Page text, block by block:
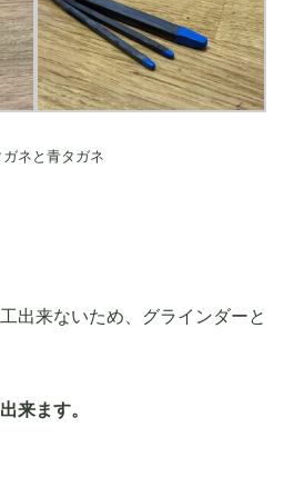
ガネと青タガネ
出来ないため、グラインダーと
来ます。